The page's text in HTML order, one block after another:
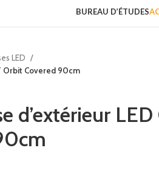
BUREAU D’ÉTUDES
LED
Orbit Covered 90cm
d’extérieur LED